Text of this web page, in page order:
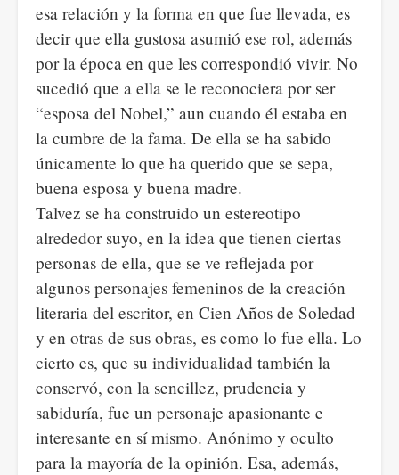
esa relación y la forma en que fue llevada, es
decir que ella gustosa asumió ese rol, además
por la época en que les correspondió vivir. No
sucedió que a ella se le reconociera por ser
“esposa del Nobel,” aun cuando él estaba en
la cumbre de la fama. De ella se ha sabido
únicamente lo que ha querido que se sepa,
buena esposa y buena madre.
Talvez se ha construido un estereotipo
alrededor suyo, en la idea que tienen ciertas
personas de ella, que se ve reflejada por
algunos personajes femeninos de la creación
literaria del escritor, en Cien Años de Soledad
y en otras de sus obras, es como lo fue ella. Lo
cierto es, que su individualidad también la
conservó, con la sencillez, prudencia y
sabiduría, fue un personaje apasionante e
interesante en sí mismo. Anónimo y oculto
para la mayoría de la opinión. Esa, además,